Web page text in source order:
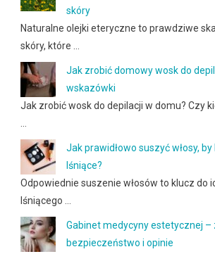
skóry
Naturalne olejki eteryczne to prawdziwe
skóry, które …
Jak zrobić domowy wosk do
wskazówki
Jak zrobić wosk do depilacji w domu? Czy
…
Jak prawidłowo suszyć włosy, by
lśniące?
Odpowiednie suszenie włosów to klucz do
lśniącego …
Gabinet medycyny estetycznej –
bezpieczeństwo i opinie